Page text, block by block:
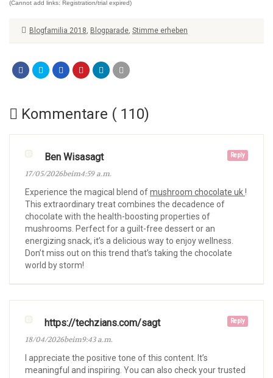
(Cannot add links: Registration/trial expired)
Blogfamilia 2018, Blogparade, Stimme erheben
Kommentare ( 110)
Reply
Ben Wisasagt
17/05/2026beim4:59 a.m.
Experience the magical blend ofmushroom chocolate uk!
This extraordinary treat combines the decadence of
chocolate with the health-boosting properties of
mushrooms. Perfect for a guilt-free dessert or an
energizing snack, it’s a delicious way to enjoy wellness.
Don’t miss out on this trend that’s taking the chocolate
world by storm!
Reply
https://techzians.com/sagt
18/04/2026beim9:43 a.m.
I appreciate the positive tone of this content. It’s
meaningful and inspiring. You can also check your trusted